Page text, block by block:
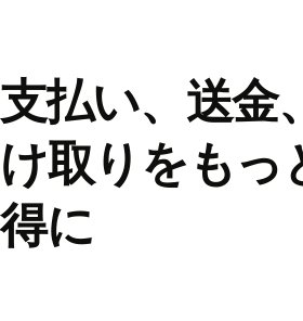
支払い、送金
け取りをもっ
得に